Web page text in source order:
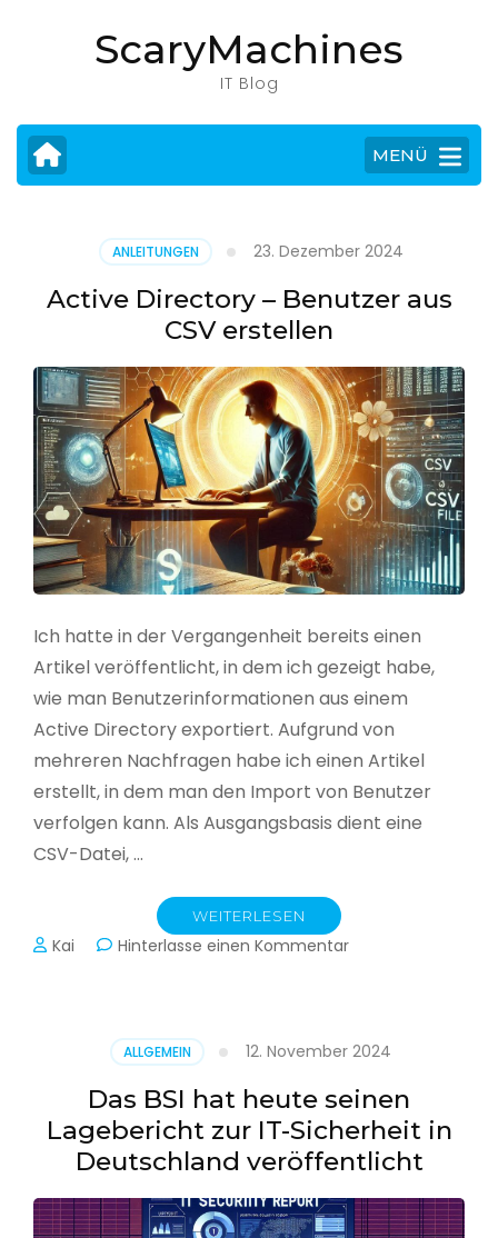
drücken)
ScaryMachines
IT Blog
MENÜ
ANLEITUNGEN 23. Dezember 2024
Active Directory – Benutzer aus
CSV erstellen
Ich hatte in der Vergangenheit bereits einen
Artikel veröffentlicht, in dem ich gezeigt habe,
wie man Benutzerinformationen aus einem
Active Directory exportiert. Aufgrund von
mehreren Nachfragen habe ich einen Artikel
erstellt, in dem man den Import von Benutzer
verfolgen kann. Als Ausgangsbasis dient eine
CSV-Datei, …
WEITERLESEN
Kai Hinterlasse einen Kommentarzu
aus
CSV
erstellen
ALLGEMEIN 12. November 2024
Das BSI hat heute seinen
Lagebericht zur IT-Sicherheit in
Deutschland veröffentlicht